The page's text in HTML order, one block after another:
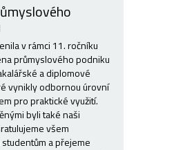
v rámci 11. ročníku
průmyslového podniku
a diplomové
vynikly odbornou úrovní
pro praktické využití.
byli také naši
všem
a přejeme